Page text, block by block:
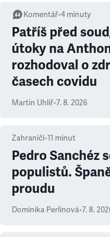
Komentář•4 minuty
Patříš před
útoky na
rozhodoval o
časech covidu
Martin Uhlíř•7. 8. 2026
Zahraničí•11 minut
Pedro Sanchéz
populistů.
proudu
Dominika Perlínová•7. 8.